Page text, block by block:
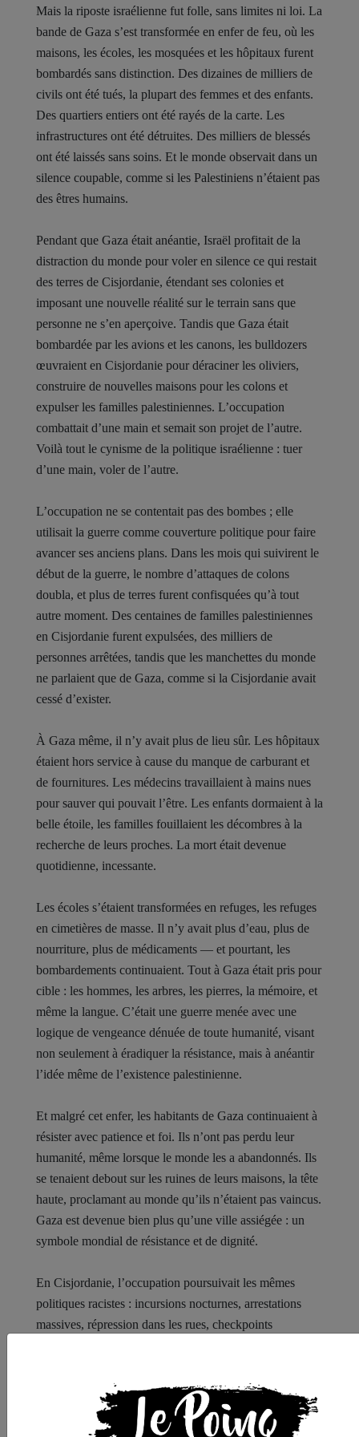
Mais la riposte israélienne fut folle, sans limites ni loi. La
bande de Gaza s’est transformée en enfer de feu, où les
maisons, les écoles, les mosquées et les hôpitaux furent
bombardés sans distinction. Des dizaines de milliers de
civils ont été tués, la plupart des femmes et des enfants.
Des quartiers entiers ont été rayés de la carte. Les
infrastructures ont été détruites. Des milliers de blessés
ont été laissés sans soins. Et le monde observait dans un
silence coupable, comme si les Palestiniens n’étaient pas
des êtres humains.
Pendant que Gaza était anéantie, Israël profitait de la
distraction du monde pour voler en silence ce qui restait
des terres de Cisjordanie, étendant ses colonies et
imposant une nouvelle réalité sur le terrain sans que
personne ne s’en aperçoive. Tandis que Gaza était
bombardée par les avions et les canons, les bulldozers
œuvraient en Cisjordanie pour déraciner les oliviers,
construire de nouvelles maisons pour les colons et
expulser les familles palestiniennes. L’occupation
combattait d’une main et semait son projet de l’autre.
Voilà tout le cynisme de la politique israélienne : tuer
d’une main, voler de l’autre.
L’occupation ne se contentait pas des bombes ; elle
utilisait la guerre comme couverture politique pour faire
avancer ses anciens plans. Dans les mois qui suivirent le
début de la guerre, le nombre d’attaques de colons
doubla, et plus de terres furent confisquées qu’à tout
autre moment. Des centaines de familles palestiniennes
en Cisjordanie furent expulsées, des milliers de
personnes arrêtées, tandis que les manchettes du monde
ne parlaient que de Gaza, comme si la Cisjordanie avait
cessé d’exister.
À Gaza même, il n’y avait plus de lieu sûr. Les hôpitaux
étaient hors service à cause du manque de carburant et
de fournitures. Les médecins travaillaient à mains nues
pour sauver qui pouvait l’être. Les enfants dormaient à la
belle étoile, les familles fouillaient les décombres à la
recherche de leurs proches. La mort était devenue
quotidienne, incessante.
Les écoles s’étaient transformées en refuges, les refuges
en cimetières de masse. Il n’y avait plus d’eau, plus de
nourriture, plus de médicaments — et pourtant, les
bombardements continuaient. Tout à Gaza était pris pour
cible : les hommes, les arbres, les pierres, la mémoire, et
même la langue. C’était une guerre menée avec une
logique de vengeance dénuée de toute humanité, visant
non seulement à éradiquer la résistance, mais à anéantir
l’idée même de l’existence palestinienne.
Et malgré cet enfer, les habitants de Gaza continuaient à
résister avec patience et foi. Ils n’ont pas perdu leur
humanité, même lorsque le monde les a abandonnés. Ils
se tenaient debout sur les ruines de leurs maisons, la tête
haute, proclamant au monde qu’ils n’étaient pas vaincus.
Gaza est devenue bien plus qu’une ville assiégée : un
symbole mondial de résistance et de dignité.
En Cisjordanie, l’occupation poursuivait les mêmes
politiques racistes : incursions nocturnes, arrestations
massives, répression dans les rues, checkpoints
ceux qui n’y avaient pas pris part.
Ainsi, plus de vingt mois après le début de la guerre, la